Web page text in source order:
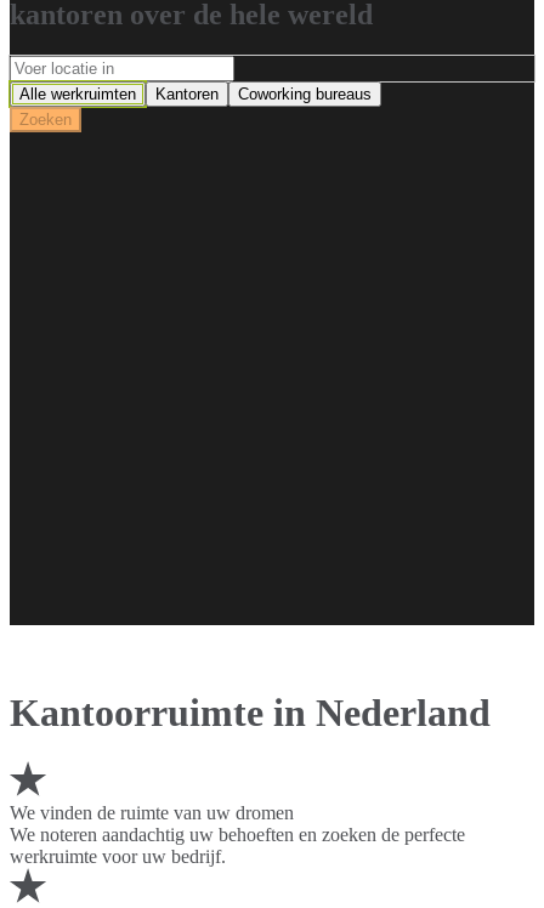
kantoren over de hele wereld
Alle werkruimten Kantoren
Coworking bureaus
Zoeken
Kantoorruimte in Nederland
We vinden de ruimte van uw dromen
We noteren aandachtig uw behoeften en zoeken de perfecte
werkruimte voor uw bedrijf.